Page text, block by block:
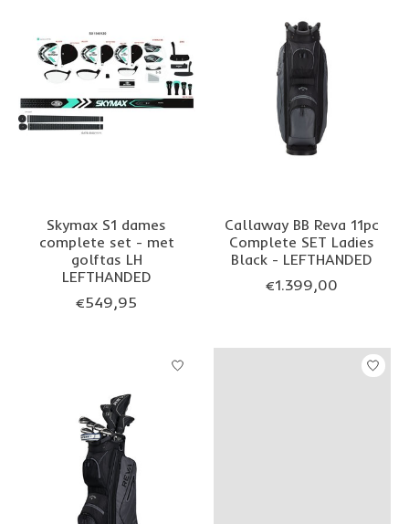
Skymax S1 dames
complete set - met
golftas LH
LEFTHANDED
€549,95
Callaway BB Reva 11pc
Complete SET Ladies
Black - LEFTHANDED
€1.399,00